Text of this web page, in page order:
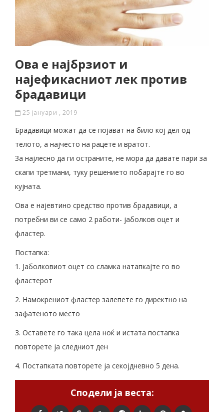
Ова е најбрзиот и
најефикасниот лек против
брадавици
25 јануари , 2019
Брадавици можат да се појават на било кој дел од
телото, а најчесто на рацете и вратот.
За најлесно да ги остраните, не мора да давате пари за
скапи третмани, туку решението побарајте го во
кујната.
Ова е најевтино средство против брадавици, а
потребни ви се само 2 работи- јаболков оцет и
фластер.
Постапка:
1. Јаболковиот оцет со сламка натапкајте го во
фластерот
2. Намокрениот фластер залепете го директно на
зафатеното место
3. Оставете го така цела ноќ и истата постапка
повторете ја следниот ден
4. Постапката повторете ја секојдневно 5 дена.
Сподели ја веста: